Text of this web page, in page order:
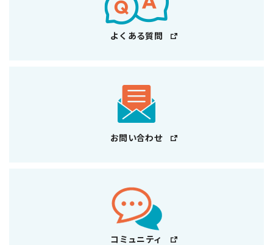
よくある質問
お問い合わせ
コミュニティ